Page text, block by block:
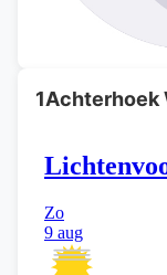
1Achterhoek